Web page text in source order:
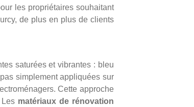
les propriétaires souhaitant
de plus en plus de clients
saturées et vibrantes : bleu
simplement appliquées sur
Cette approche
matériaux de rénovation